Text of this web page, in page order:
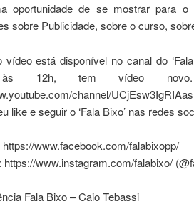
oportunidade de se mostrar para
sobre Publicidade, sobre o curso,
vídeo está disponível no canal do
às 12h, tem vídeo
channel/
like e seguir o ‘Fala Bixo’ nas redes
https://www.facebook.com/falabixopp/
https://www.instagram.com/falabixo/
Fala Bixo – Caio Tebassi